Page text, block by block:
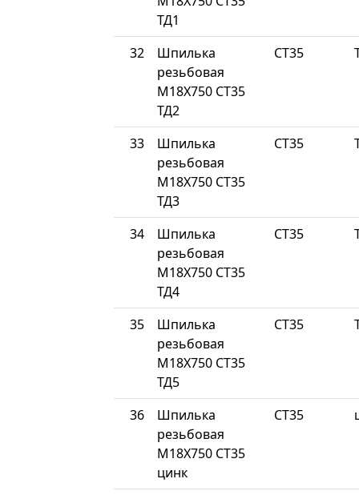
ТД1
32
Шпилька
резьбовая
М18Х750 СТ35
ТД2
СТ35
33
Шпилька
резьбовая
М18Х750 СТ35
ТД3
СТ35
34
Шпилька
резьбовая
М18Х750 СТ35
ТД4
СТ35
35
Шпилька
резьбовая
М18Х750 СТ35
ТД5
СТ35
36
Шпилька
резьбовая
М18Х750 СТ35
цинк
СТ35